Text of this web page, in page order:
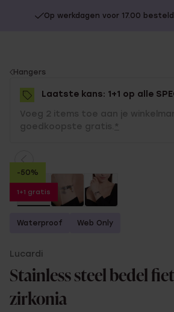
Op werkdagen voor 17.00
You
are
here:
Hangers
Laatste kans: 1+1 op alle
Voeg 2 items toe aan je
goedkoopste gratis. *
-50%
1+1 gratis
Waterproof Web Only
Lucardi
Stainless steel bedel
zirkonia